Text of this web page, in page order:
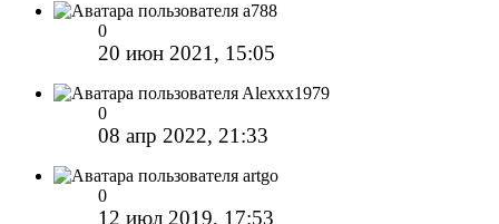
a788
0
20 июн 2021, 15:05
Alexxx1979
0
08 апр 2022, 21:33
artgo
0
12 июл 2019, 17:53